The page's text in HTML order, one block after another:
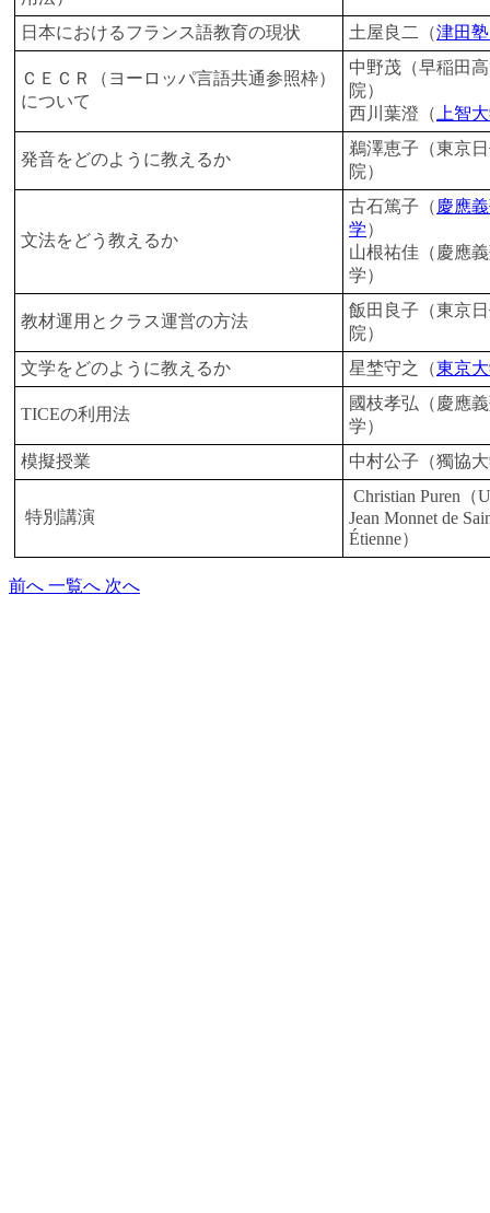
日本におけるフランス語教育の現状
土屋良二（津田
ＣＥＣＲ（ヨーロッパ言語共通参照枠）
について
中野茂（早稲田
院）
西川葉澄（ 上智
発音をどのように教えるか
鵜澤恵子（東京
院）
文法をどう教えるか
古石篤子（ 慶應
学）
山根祐佳（慶應
学）
教材運用とクラス運営の方法
飯田良子（東京
院）
文学をどのように教えるか
星埜守之（東京
TICEの利用法
國枝孝弘（慶應
学）
模擬授業
中村公子（獨協
特別講演
Christian Puren（
Jean Monnet de
Étienne）
前へ 一覧へ 次へ